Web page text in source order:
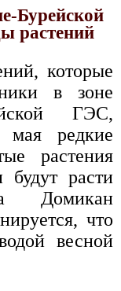
Бурейской
растений
которые
в зоне
ГЭС,
редкие
растения
будут расти
Домикан
что
весной